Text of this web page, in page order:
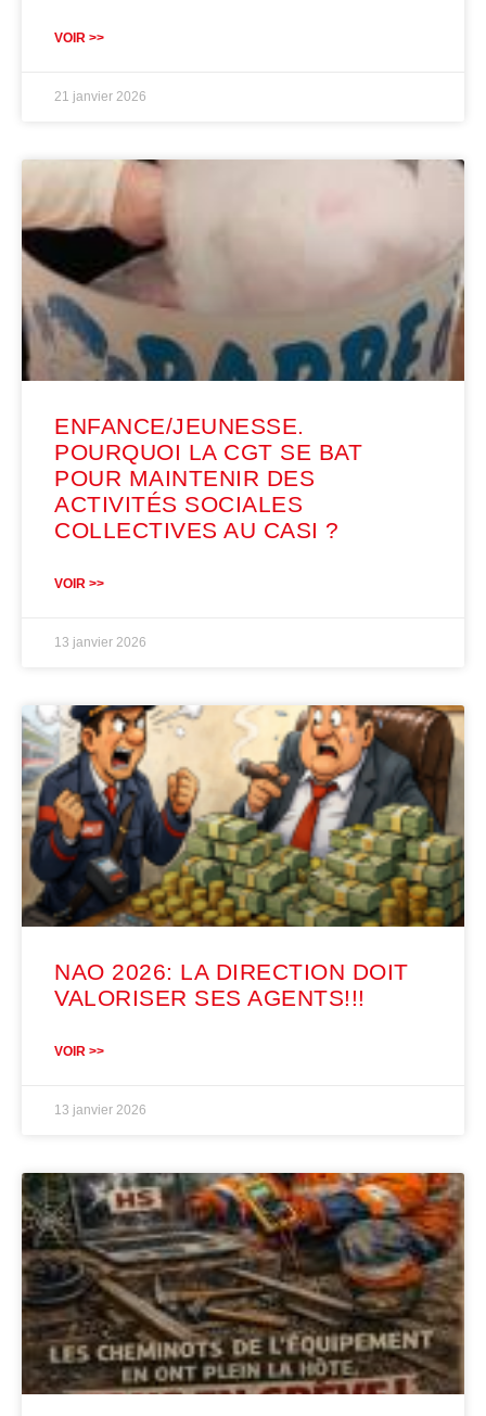
VOIR >>
21 janvier 2026
ENFANCE/JEUNESSE.
POURQUOI LA CGT SE BAT
POUR MAINTENIR DES
ACTIVITÉS SOCIALES
COLLECTIVES AU CASI ?
VOIR >>
13 janvier 2026
NAO 2026: LA DIRECTION DOIT
VALORISER SES AGENTS!!!
VOIR >>
13 janvier 2026